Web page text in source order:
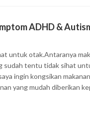
ADHD &
untuk otak.Antaranya
sudah tentu tidak sihat
ingin kongsikan
yang mudah diberikan